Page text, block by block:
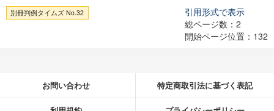
別冊判例タイムズ No.32
引用形式で表示
総ページ数：2
開始ページ位置：132
お問い合わせ 特定商取引法に基づく表記